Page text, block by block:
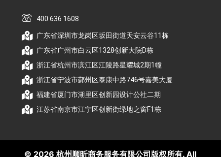
400 636 1608
广东省深圳市龙岗区坂田街道天安云谷11栋
广东省广州市白云区1328创新大院D栋
浙江省杭州市滨江区江陵路星耀城2期1幢
浙江省宁波市鄞州区泰康中路746号嘉美大厦
福建省厦门市湖里区创新园设计公社二期
江苏省南京市江宁区创新街绿地之窗F1栋
© 2026 杭州顺昕商务服务有限公司版权所有. All